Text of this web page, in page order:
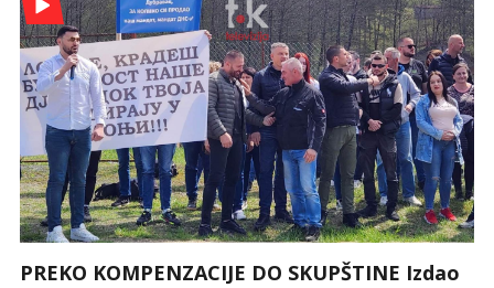
PREKO KOMPENZACIJE DO SKUPŠTINE Izdao